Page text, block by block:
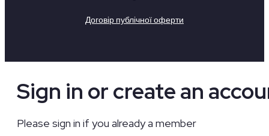
Договір публічної оферти
Sign in or create an
Please sign in if you already a member